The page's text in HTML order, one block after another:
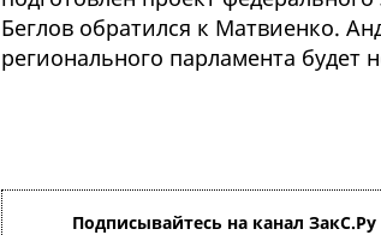
Беглов обратился к Матвиенко.
регионального парламента будет
Подписывайтесь на канал ЗакС.Ру